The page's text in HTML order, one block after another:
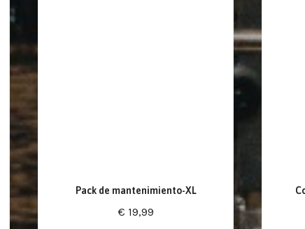
Pack de mantenimiento-XL
€ 19,99